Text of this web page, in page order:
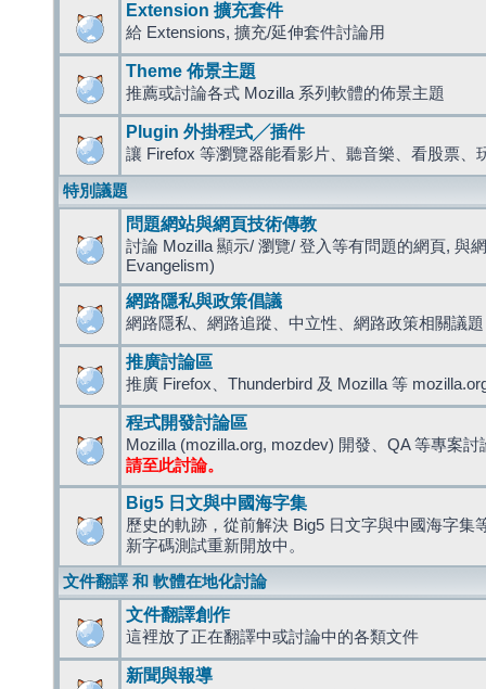
Extension 擴充套件
給 Extensions, 擴充/延伸套件討論用
Theme 佈景主題
推薦或討論各式 Mozilla 系列軟體的佈景主題
Plugin 外掛程式╱插件
讓 Firefox 等瀏覽器能看影片、聽音樂、看股票、
特別議題
問題網站與網頁技術傳教
討論 Mozilla 顯示/ 瀏覽/ 登入等有問題的網頁, 與
Evangelism)
網路隱私與政策倡議
網路隱私、網路追蹤、中立性、網路政策相關議題
推廣討論區
推廣 Firefox、Thunderbird 及 Mozilla 等
程式開發討論區
Mozilla (mozilla.org, mozdev) 開發、QA 等專案討
請至此討論。
Big5 日文與中國海字集
歷史的軌跡，從前解決 Big5 日文字與中國海字集
新字碼測試重新開放中。
文件翻譯 和 軟體在地化討論
文件翻譯創作
這裡放了正在翻譯中或討論中的各類文件
新聞與報導